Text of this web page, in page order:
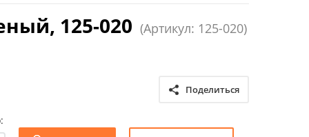
125-020 (Артикул: 125-020)
Поделиться